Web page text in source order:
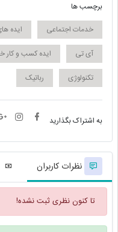
برچسب ها
خدمات اجتماعی
ایده
آی تی
ایده کسب و کار
تکنولوژی
رباتیک
به اشتراک بگذارید
نظرات کاربران
تا کنون نظری ثبت نشده!